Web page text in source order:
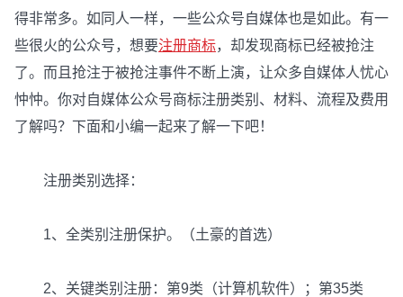
得非常多。如同人一样，一些公众号自媒体也是如此。有一
些很火的公众号，想要注册商标，却发现商标已经被抢注
了。而且抢注于被抢注事件不断上演，让众多自媒体人忧心
忡忡。你对自媒体公众号商标注册类别、材料、流程及费用
了解吗？下面和小编一起来了解一下吧！
注册类别选择：
1、全类别注册保护。（土豪的首选）
2、关键类别注册：第9类（计算机软件）；第35类